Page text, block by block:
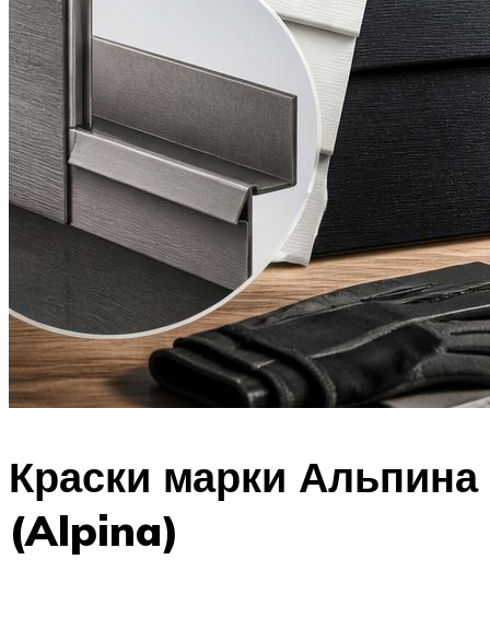
Краски марки Альпина
(Alpina)